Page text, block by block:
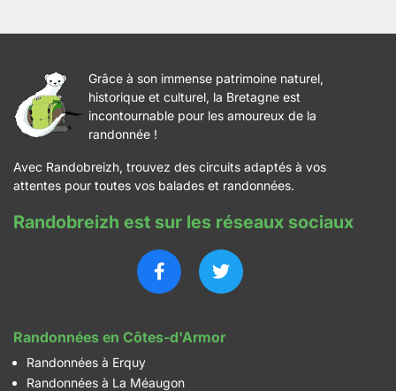
Grâce à son immense patrimoine naturel,
historique et culturel, la Bretagne est
incontournable pour les amoureux de la
randonnée !
Avec Randobreizh, trouvez des circuits adaptés à vos
attentes pour toutes vos balades et randonnées.
Randobreizh est sur les réseaux sociaux
Randonnées en Côtes-d'Armor
Randonnées à Erquy
Randonnées à La Méaugon